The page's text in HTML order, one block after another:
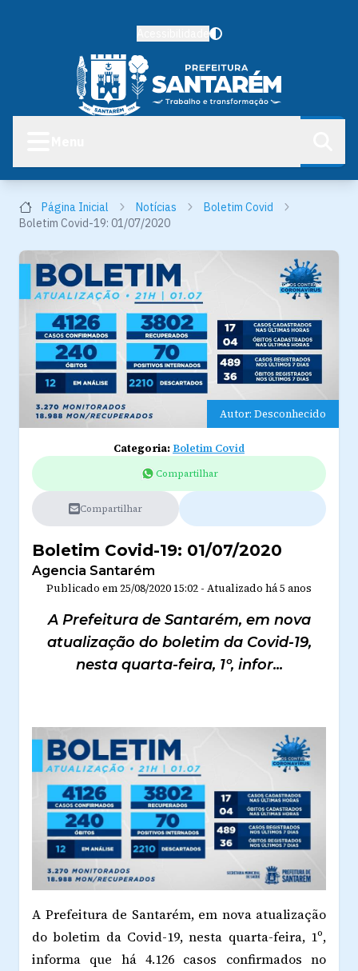
Página Inicial Notícias
Boletim Covid
Boletim Covid-19: 01/07/2020
Autor: Desconhecido
Categoria:Boletim Covid
Compartilhar
Compartilhar
Boletim Covid-19: 01/07/2020
Agencia Santarém
Publicado em 25/08/2020 15:02 - Atualizado há 5 anos
A Prefeitura de Santarém, em nova
atualização do boletim da Covid-19,
nesta quarta-feira, 1º, infor...
A Prefeitura de Santarém, em nova atualização
do boletim da Covid-19, nesta quarta-feira, 1º,
informa que há 4.126 casos confirmados no